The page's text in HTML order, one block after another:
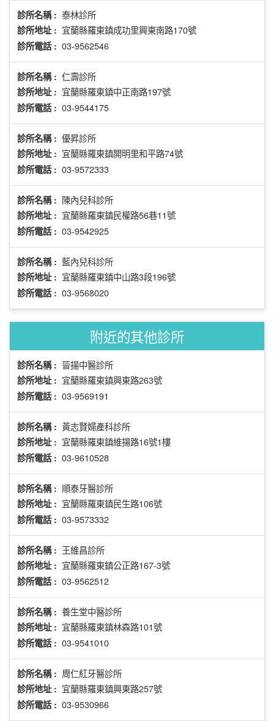
診所名稱 : 泰林診所
診所地址 : 宜蘭縣羅東鎮成功里興東南路170號
診所電話 : 03-9562546
診所名稱 : 仁壽診所
診所地址 : 宜蘭縣羅東鎮中正南路197號
診所電話 : 03-9544175
診所名稱 : 優昇診所
診所地址 : 宜蘭縣羅東鎮開明里和平路74號
診所電話 : 03-9572333
診所名稱 : 陳內兒科診所
診所地址 : 宜蘭縣羅東鎮民權路56巷11號
診所電話 : 03-9542925
診所名稱 : 藍內兒科診所
診所地址 : 宜蘭縣羅東鎮中山路3段196號
診所電話 : 03-9568020
附近的其他診所
診所名稱 : 晉揚中醫診所
診所地址 : 宜蘭縣羅東鎮興東路263號
診所電話 : 03-9569191
診所名稱 : 黃志賢婦產科診所
診所地址 : 宜蘭縣羅東鎮維揚路16號1樓
診所電話 : 03-9610528
診所名稱 : 順泰牙醫診所
診所地址 : 宜蘭縣羅東鎮民生路106號
診所電話 : 03-9573332
診所名稱 : 王維昌診所
診所地址 : 宜蘭縣羅東鎮公正路167-3號
診所電話 : 03-9562512
診所名稱 : 養生堂中醫診所
診所地址 : 宜蘭縣羅東鎮林森路101號
診所電話 : 03-9541010
診所名稱 : 周仁紅牙醫診所
診所地址 : 宜蘭縣羅東鎮興東路257號
診所電話 : 03-9530966